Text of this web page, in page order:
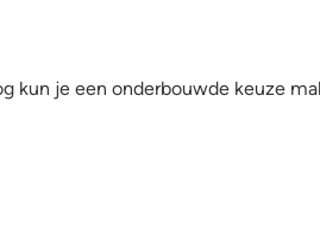
kun je een onderbouwde keuze